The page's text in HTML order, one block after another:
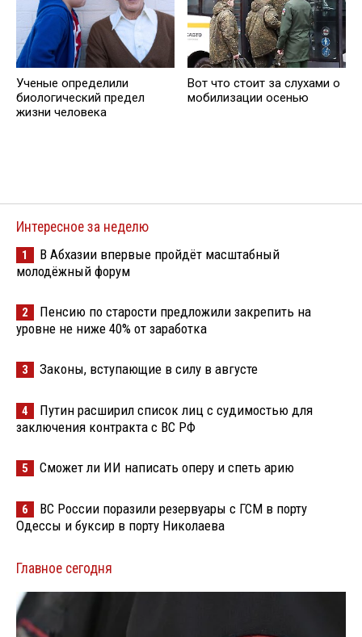
Ученые определили
биологический предел
жизни человека
Вот что стоит за слухами о
мобилизации осенью
Интересное за неделю
1
В Абхазии впервые пройдёт масштабный
молодёжный форум
2
Пенсию по старости предложили закрепить на
уровне не ниже 40% от заработка
3 Законы, вступающие в силу в августе
4
Путин расширил список лиц с судимостью для
заключения контракта с ВС РФ
5 Сможет ли ИИ написать оперу и спеть арию
6
ВС России поразили резервуары с ГСМ в порту
Одессы и буксир в порту Николаева
Главное сегодня